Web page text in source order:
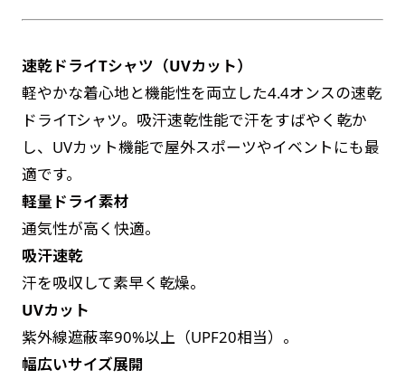
速乾ドライTシャツ（UVカット）
軽やかな着心地と機能性を両立した4.4オンスの速乾
ドライTシャツ。吸汗速乾性能で汗をすばやく乾か
し、UVカット機能で屋外スポーツやイベントにも最
適です。
軽量ドライ素材
通気性が高く快適。
吸汗速乾
汗を吸収して素早く乾燥。
UVカット
紫外線遮蔽率90%以上（UPF20相当）。
幅広いサイズ展開
ます。（レギュラーのれん縦50cm／レギュラー
スリムのれん縦30cm）お店の入口付近の装飾に
是非！
お急ぎ［ +330円 ］
お急ぎは翌営業日発送（基本12時締め切り)枚数
によって対応できない場合、ギリギリでも対応
できる場合もあります。防炎加工、トロピカル
生地は対応不可です。